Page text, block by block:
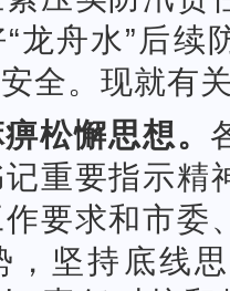
龙舟水”后续
全。现就有
松懈思想。
记重要指示精
要求和市委
，坚持底线